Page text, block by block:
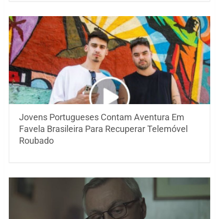
Jovens Portugueses Contam Aventura Em
Favela Brasileira Para Recuperar Telemóvel
Roubado